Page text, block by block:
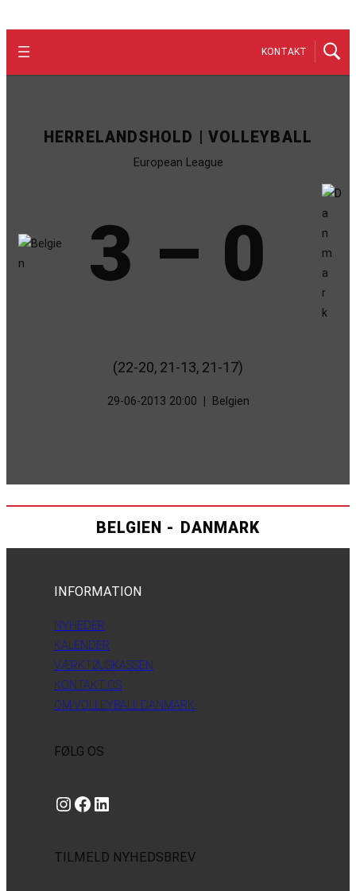
KONTAKT
HERRELANDSHOLD | VOLLEYBALL
European League
3 – 0
(22-20, 21-13, 21-17)
29-06-2013 20:00 Belgien
BELGIEN - DANMARK
INFORMATION
NYHEDER
KALENDER
VÆRKTØJSKASSEN
KONTAKT OS
OM VOLLEYBALL DANMARK
FØLG OS
Instagram https://www.facebook.com/danishbeachvolleytour LinkedIn
TILMELD NYHEDSBREV